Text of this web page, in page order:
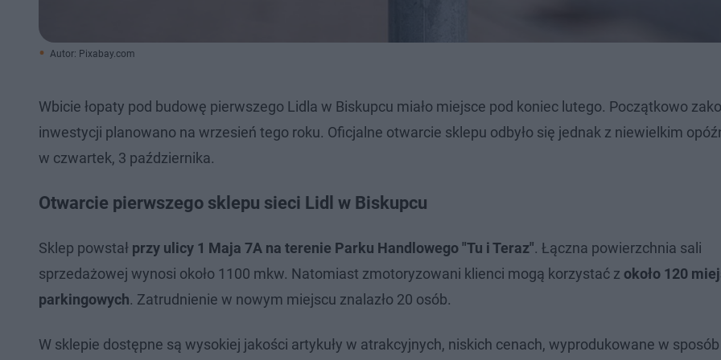
Autor: Pixabay.com
Wbicie łopaty pod budowę pierwszego Lidla w Biskupcu miało miejsce pod koniec lutego. Początkowo
inwestycji planowano na wrzesień tego roku. Oficjalne otwarcie sklepu odbyło się jednak z niewielkim
w czwartek, 3 października.
Otwarcie pierwszego sklepu sieci Lidl w Biskupcu
Sklep powstał przy ulicy 1 Maja 7A na terenie Parku Handlowego "Tu i Teraz". Łączna powierzchnia sali
sprzedażowej wynosi około 1100 mkw. Natomiast zmotoryzowani klienci mogą korzystać z około 120
parkingowych. Zatrudnienie w nowym miejscu znalazło 20 osób.
W sklepie dostępne są wysokiej jakości artykuły w atrakcyjnych, niskich cenach, wyprodukowane w sposób